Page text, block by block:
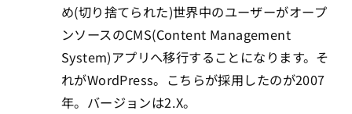
め(切り捨てられた)世界中のユーザーがオープ
ンソースのCMS(Content Management
System)アプリへ移行することになります。そ
れがWordPress。こちらが採用したのが2007
年。バージョンは2.X。